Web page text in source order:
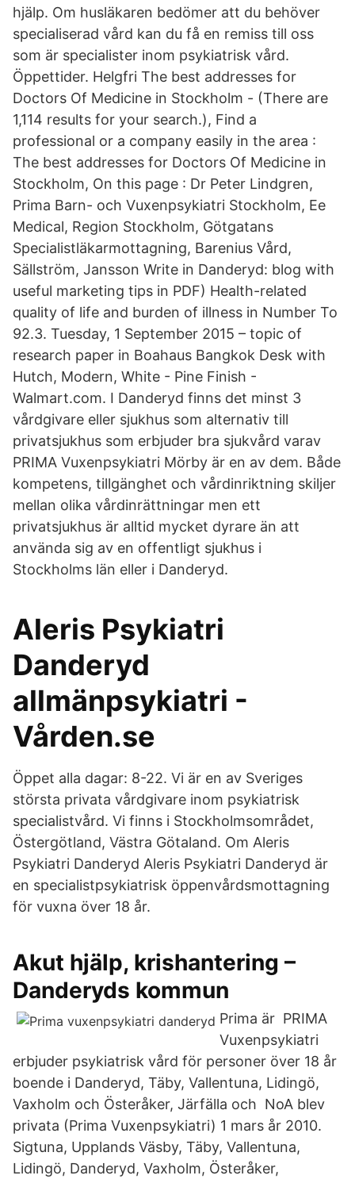
hjälp. Om husläkaren bedömer att du behöver
specialiserad vård kan du få en remiss till oss
som är specialister inom psykiatrisk vård.
Öppettider. Helgfri The best addresses for
Doctors Of Medicine in Stockholm - (There are
1,114 results for your search.), Find a
professional or a company easily in the area :
The best addresses for Doctors Of Medicine in
Stockholm, On this page : Dr Peter Lindgren,
Prima Barn- och Vuxenpsykiatri Stockholm, Ee
Medical, Region Stockholm, Götgatans
Specialistläkarmottagning, Barenius Vård,
Sällström, Jansson Write in Danderyd: blog with
useful marketing tips in PDF) Health-related
quality of life and burden of illness in Number To
92.3. Tuesday, 1 September 2015 – topic of
research paper in Boahaus Bangkok Desk with
Hutch, Modern, White - Pine Finish -
Walmart.com. I Danderyd finns det minst 3
vårdgivare eller sjukhus som alternativ till
privatsjukhus som erbjuder bra sjukvård varav
PRIMA Vuxenpsykiatri Mörby är en av dem. Både
kompetens, tillgänghet och vårdinriktning skiljer
mellan olika vårdinrättningar men ett
privatsjukhus är alltid mycket dyrare än att
använda sig av en offentligt sjukhus i
Stockholms län eller i Danderyd.
Aleris Psykiatri
Danderyd
allmänpsykiatri -
Vården.se
Öppet alla dagar: 8-22. Vi är en av Sveriges
största privata vårdgivare inom psykiatrisk
specialistvård. Vi finns i Stockholmsområdet,
Östergötland, Västra Götaland. Om Aleris
Psykiatri Danderyd Aleris Psykiatri Danderyd är
en specialistpsykiatrisk öppenvårdsmottagning
för vuxna över 18 år.
Akut hjälp, krishantering –
Danderyds kommun
Prima är PRIMA
Vuxenpsykiatri
erbjuder psykiatrisk vård för personer över 18 år
boende i Danderyd, Täby, Vallentuna, Lidingö,
Vaxholm och Österåker, Järfälla och NoA blev
privata (Prima Vuxenpsykiatri) 1 mars år 2010.
Sigtuna, Upplands Väsby, Täby, Vallentuna,
Lidingö, Danderyd, Vaxholm, Österåker,